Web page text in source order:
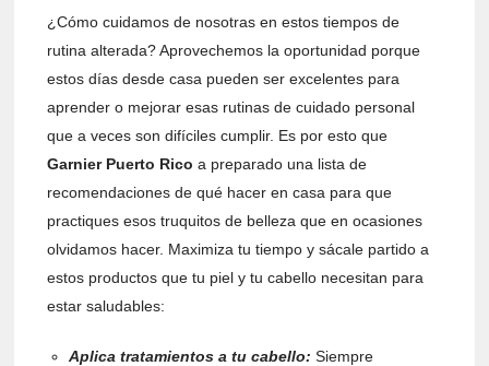
¿Cómo cuidamos de nosotras en estos tiempos de
rutina alterada? Aprovechemos la oportunidad porque
estos días desde casa pueden ser excelentes para
aprender o mejorar esas rutinas de cuidado personal
que a veces son difíciles cumplir. Es por esto que
Garnier Puerto Rico a preparado una lista de
recomendaciones de qué hacer en casa para que
practiques esos truquitos de belleza que en ocasiones
olvidamos hacer. Maximiza tu tiempo y sácale partido a
estos productos que tu piel y tu cabello necesitan para
estar saludables:
Aplica tratamientos a tu cabello:Siempre